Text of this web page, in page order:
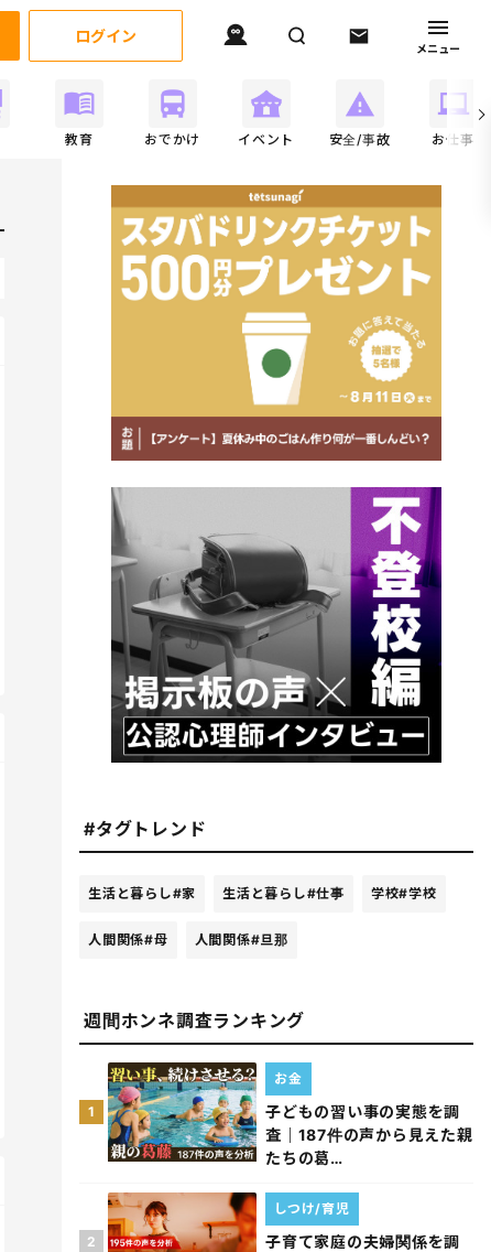
ログイン
メニュー
教育 おでかけ イベント 安全/事故 お仕事
#タグトレンド
生活と暮らし#家 生活と暮らし#仕事 学校#学校
人間関係#母 人間関係#旦那
週間ホンネ調査ランキング
1
子どもの習い事の実態を調
査｜187件の声から見えた親
たちの葛…
お金
2
子育て家庭の夫婦関係を調
しつけ/育児